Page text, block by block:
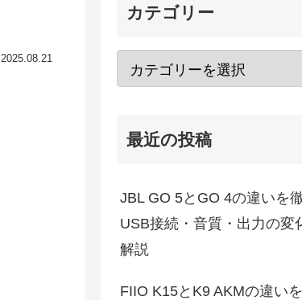
2025.08.21
カテゴリー
最近の投稿
JBL GO 5とGO 4の違いを
USB接続・音質・出力の変
解説
FIIO K15とK9 AKMの違い